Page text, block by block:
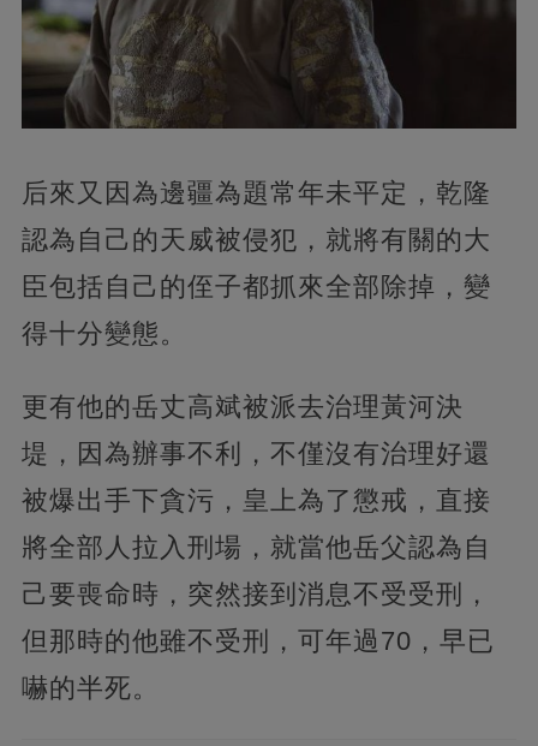
后來又因為邊疆為題常年未平定，乾隆
認為自己的天威被侵犯，就將有關的大
臣包括自己的侄子都抓來全部除掉，變
得十分變態。
更有他的岳丈高斌被派去治理黃河決
堤，因為辦事不利，不僅沒有治理好還
被爆出手下貪污，皇上為了懲戒，直接
將全部人拉入刑場，就當他岳父認為自
己要喪命時，突然接到消息不受受刑，
但那時的他雖不受刑，可年過70，早已
嚇的半死。